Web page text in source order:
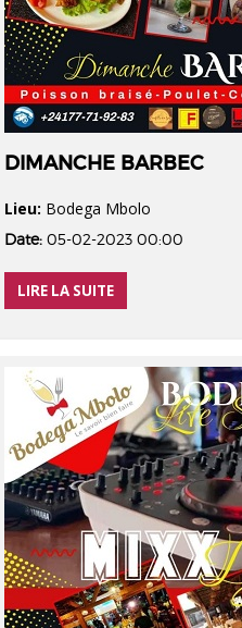
DIMANCHE BARBEC
Lieu: Bodega Mbolo
Date: 05-02-2023 00:00
LIRE LA SUITE